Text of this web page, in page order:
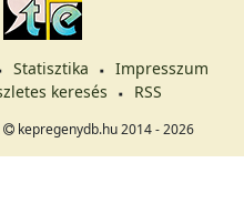
Statisztika
Impresszum
keresés RSS
kepregenydb.hu 2014 - 2026